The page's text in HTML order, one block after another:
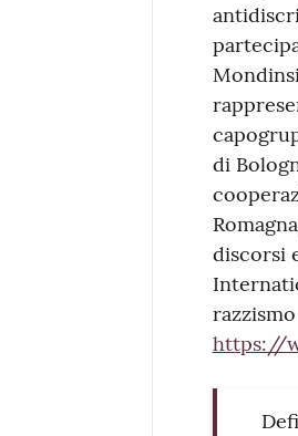
di
discorsi
https://